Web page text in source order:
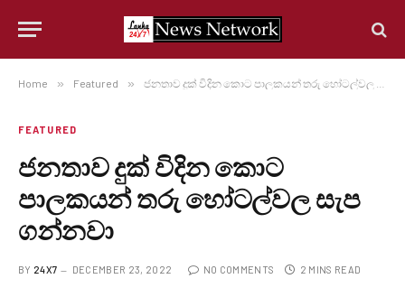
Home » Featured » ජනතාව දුක් විදින කොට පාලකයන් තරු හෝටල්වල සැප ගන්නවා
FEATURED
ජනතාව දුක් විදින කොට
පාලකයන් තරු හෝටල්වල සැප
ගන්නවා
BY 24X7 DECEMBER 23, 2022 NO COMMENTS 2 MINS READ